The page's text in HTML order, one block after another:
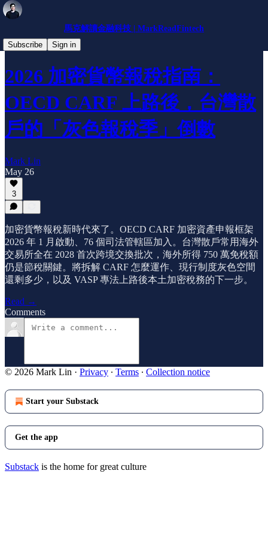
馬克解讀金融科技 | MarkReadFintech
Subscribe
Sign in
趨勢分析
2026 加密貨幣報稅指南：
OECD CARF 上路後，台灣散
戶的「灰色報稅季」倒數
Mark Lin
May 26
3
加密貨幣報稅新時代來了。OECD CARF 加密資產申報框架
2026 年 1 月啟動、76 個司法管轄區加入。台灣散戶常用海外
交易所全在 2028 首次跨境交換批次，海外所得 750 萬免稅額
仍是節稅關鍵。將拆解 CARF 怎麼運作、現行制度灰色空間
還剩多少，以及 VASP 專法上路後本土加密稅務的下一步。
Read →
Comments
© 2026 Mark Lin · Privacy ∙ Terms ∙ Collection notice
Start your Substack
Get the app
Substack is the home for great culture